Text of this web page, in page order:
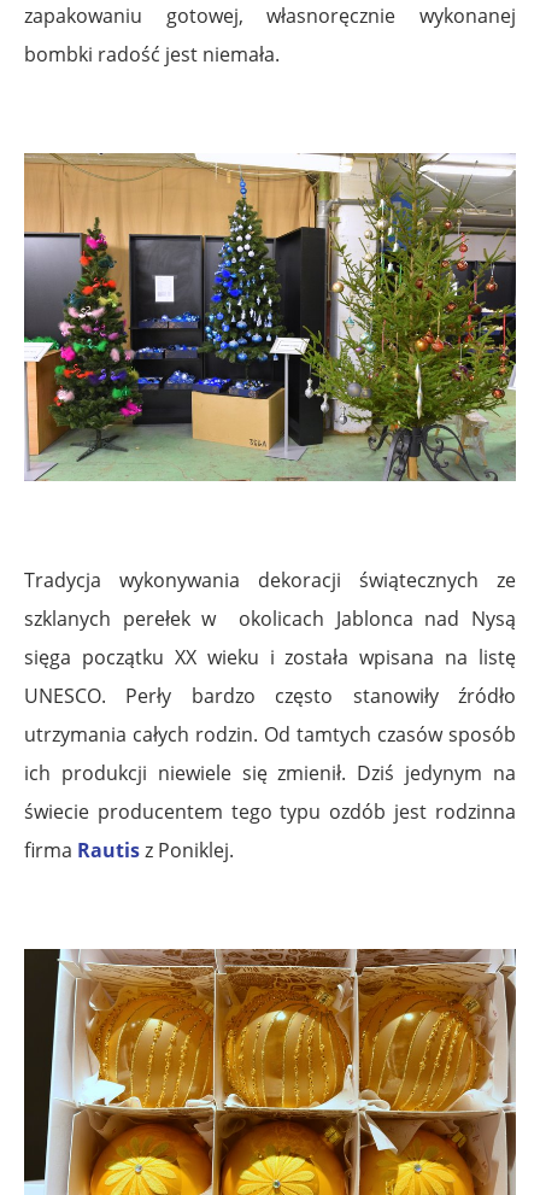
zapakowaniu gotowej, własnoręcznie wykonanej
bombki radość jest niemała.
Tradycja wykonywania dekoracji świątecznych ze
szklanych perełek w okolicach Jablonca nad Nysą
sięga początku XX wieku i została wpisana na listę
UNESCO. Perły bardzo często stanowiły źródło
utrzymania całych rodzin. Od tamtych czasów sposób
ich produkcji niewiele się zmienił. Dziś jedynym na
świecie producentem tego typu ozdób jest rodzinna
firma Rautisz Poniklej.